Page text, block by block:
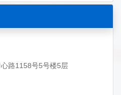
路1158号5号楼5层